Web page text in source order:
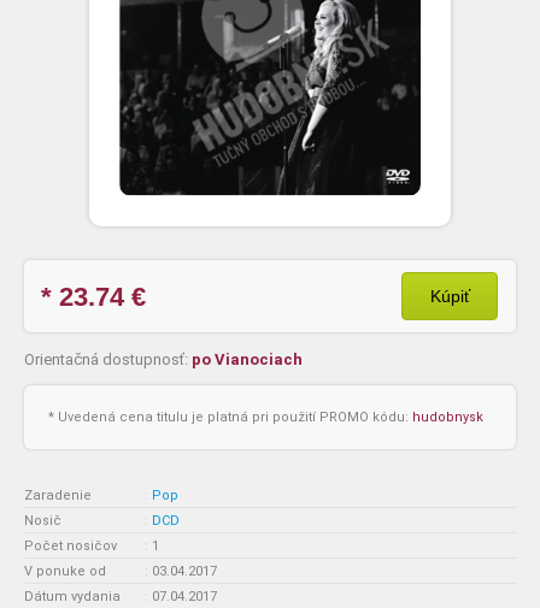
* 23.74€ Kúpiť
Orientačná dostupnosť: po Vianociach
* Uvedená cena titulu je platná pri použití PROMO kódu: hudobnysk
Zaradenie : Pop
Nosič
: DCD
Počet nosičov
: 1
V ponuke od
: 03.04.2017
Dátum vydania
: 07.04.2017